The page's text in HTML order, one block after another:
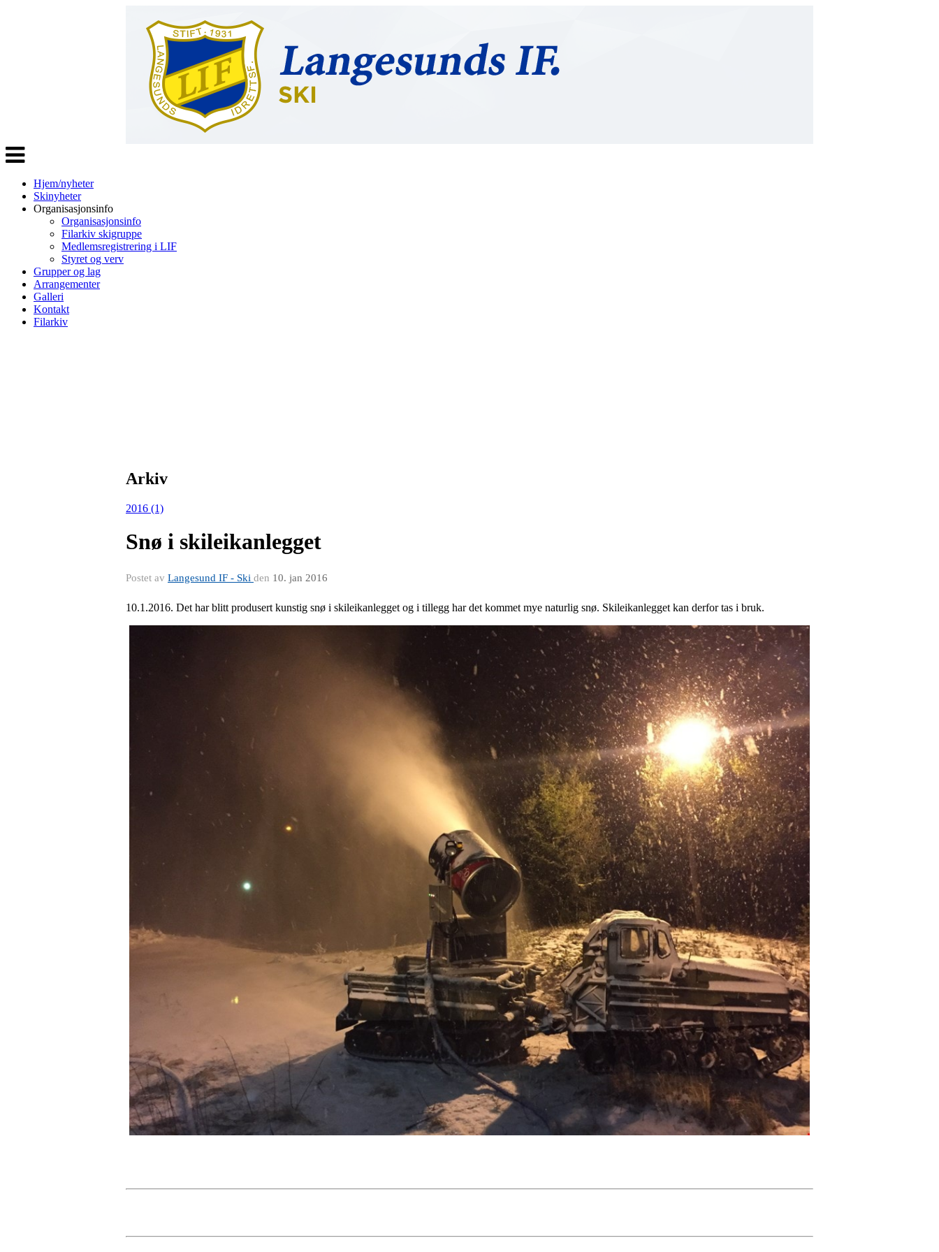
Veksle
navigasjon
Hjem/nyheter
Skinyheter
Organisasjonsinfo
Organisasjonsinfo
Filarkiv skigruppe
Medlemsregistrering i LIF
Styret og verv
Grupper og lag
Arrangementer
Galleri
Kontakt
Filarkiv
Arkiv
2016 (1)
Snø i skileikanlegget
Postet av Langesund IF - Ski den 10. jan 2016
10.1.2016. Det har blitt produsert kunstig snø i skileikanlegget og i tillegg har det kommet mye naturlig snø. Skileikanlegget kan derfor tas i bruk.